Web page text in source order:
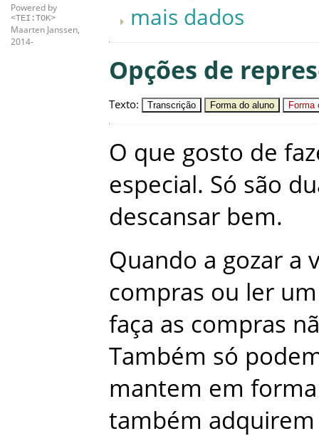
Powered by
<TEI:TOK>
Maarten Janssen,
2014-
mais dados
Opções de
Texto: Transcrição Forma do aluno Forma
O que gosto de
especial. Só são
descansar bem.
Quando a gozar a
compras ou ler um
faça as compras
Também só
mantem em forma
também adquirem